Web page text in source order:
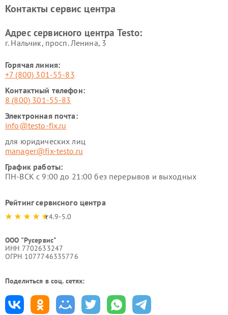
Контакты сервис центра
Адрес сервисного центра Testo:
г. Нальчик, просп. Ленина, 3
Горячая линия:
+7 (800) 301-55-83
Контактный телефон:
8 (800) 301-55-83
Электронная почта:
info@testo-fix.ru
для юридических лиц
manager@fix-testo.ru
График работы:
ПН-ВСК с 9:00 до 21:00 без перерывов и выходных
Рейтинг сервисного центра
4.9-5.0
ООО "Русервис"
ИНН 7702633247
ОГРН 1077746335776
Поделиться в соц. сетях: